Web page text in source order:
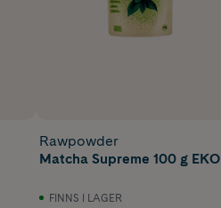
Rawpowder
Matcha Supreme 100 g EKO
FINNS I LAGER